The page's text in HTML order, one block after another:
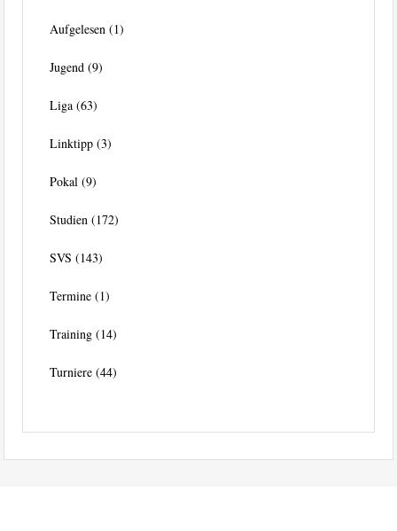
Aufgelesen (1)
Jugend (9)
Liga (63)
Linktipp (3)
Pokal (9)
Studien (172)
SVS (143)
Termine (1)
Training (14)
Turniere (44)